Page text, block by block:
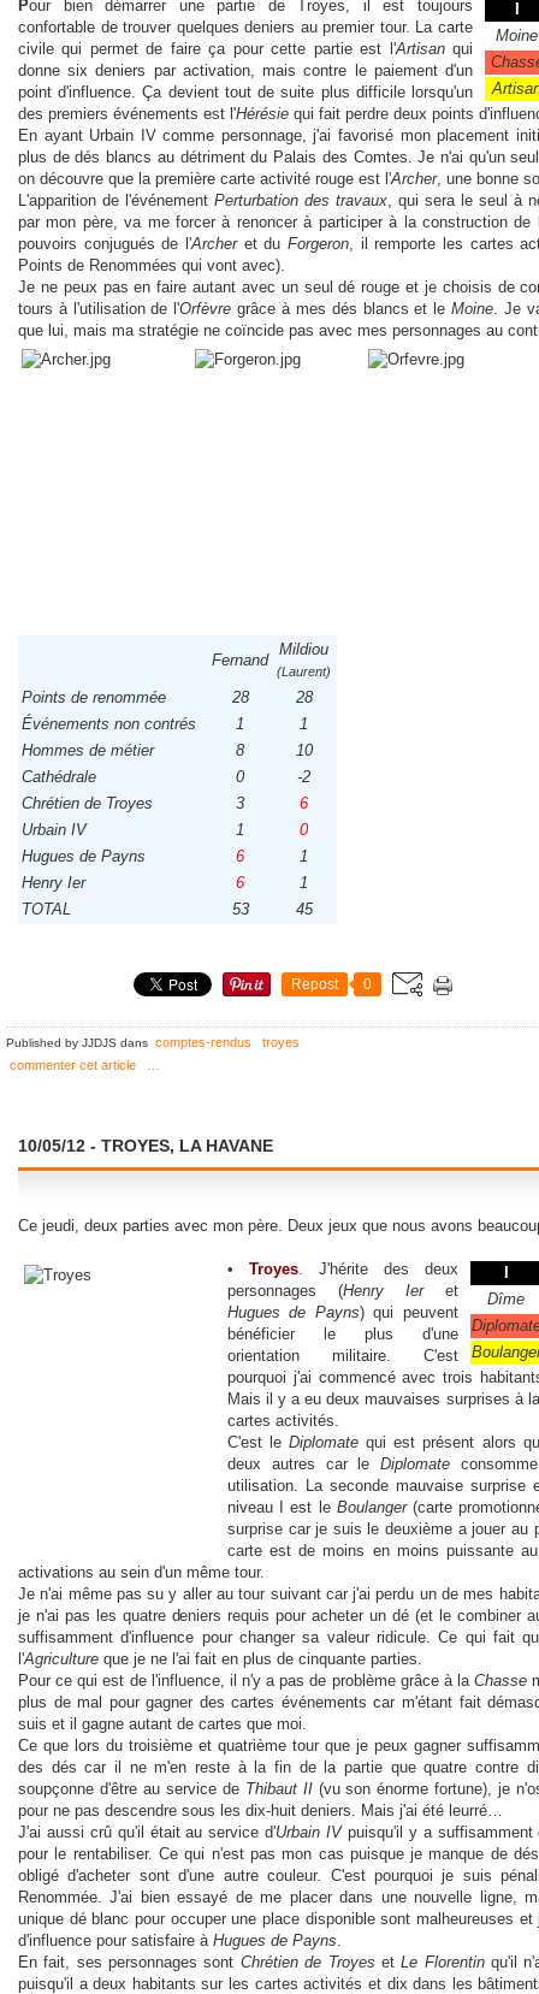
Moine
Pour bien démarrer une partie de Troyes, il est toujours
confortable de trouver quelques deniers au premier tour. La carte
civile qui permet de faire ça pour cette partie est l'Artisanqui
donne six deniers par activation, mais contre le paiement d'un
point d'influence. Ça devient tout de suite plus difficile lorsqu'un
des premiers événements est l'Hérésie qui fait perdre deux points
En ayant Urbain IV comme personnage, j'ai favorisé mon placement
plus de dés blancs au détriment du Palais des Comtes. Je n'ai qu'un
on découvre que la première carte activité rouge est l'Archer, une bonne
L'apparition de l'événement Perturbation des travaux, qui sera le seul à
par mon père, va me forcer à renoncer à participer à la construction de
pouvoirs conjugués de l'Archeret du Forgeron, il remporte les cartes
Points de Renommées qui vont avec).
Je ne peux pas en faire autant avec un seul dé rouge et je choisis de
tours à l'utilisation de l'Orfèvre grâce à mes dés blancs et leMoine. Je
que lui, mais ma stratégie ne coïncide pas avec mes personnages au
Fernand
Mildiou
(Laurent)
Points de renommée 28
28
Événements non contrés
1
1
Hommes de métier
8
10
Cathédrale
0
-2
Chrétien de Troyes
3
6
Urbain IV
1
0
Hugues de Payns
6
1
Henry Ier
6
1
TOTAL
53 45
Repost 0
Published by JJDJS dans comptes-rendus
troyes
commenter cet article
10/05/12 - TROYES, LA HAVANE
Ce jeudi, deux parties avec mon père. Deux jeux que nous avons
Dîme
• Troyes. J'hérite des deux
personnages (Henry Ieret
Hugues de Payns) qui peuvent
bénéficier le plus d'une
orientation militaire. C'est
pourquoi j'ai commencé avec trois
Mais il y a eu deux mauvaises surprises à
cartes activités.
C'est leDiplomate qui est présent alors
deux autres car leDiplomate
utilisation. La seconde mauvaise
niveau I est le Boulanger(carte
surprise car je suis le deuxième a jouer au
carte est de moins en moins puissante
activations au sein d'un même tour.
Je n'ai même pas su y aller au tour suivant car j'ai perdu un de mes
je n'ai pas les quatre deniers requis pour acheter un dé (et le combiner
suffisamment d'influence pour changer sa valeur ridicule. Ce qui fait
l'Agriculture que je ne l'ai fait en plus de cinquante parties.
Pour ce qui est de l'influence, il n'y a pas de problème grâce à laChasse
plus de mal pour gagner des cartes événements car m'étant fait
suis et il gagne autant de cartes que moi.
Ce que lors du troisième et quatrième tour que je peux gagner
des dés car il ne m'en reste à la fin de la partie que quatre contre
soupçonne d'être au service de Thibaut II(vu son énorme fortune), je
pour ne pas descendre sous les dix-huit deniers. Mais j'ai été leurré…
J'ai aussi crû qu'il était au service d'Urbain IVpuisqu'il y a
pour le rentabiliser. Ce qui n'est pas mon cas puisque je manque de
obligé d'acheter sont d'une autre couleur. C'est pourquoi je suis
Renommée. J'ai bien essayé de me placer dans une nouvelle ligne,
unique dé blanc pour occuper une place disponible sont malheureuses
d'influence pour satisfaire à Hugues de Payns.
En fait, ses personnages sont Chrétien de Troyes etLe Florentinqu'il
puisqu'il a deux habitants sur les cartes activités et dix dans les